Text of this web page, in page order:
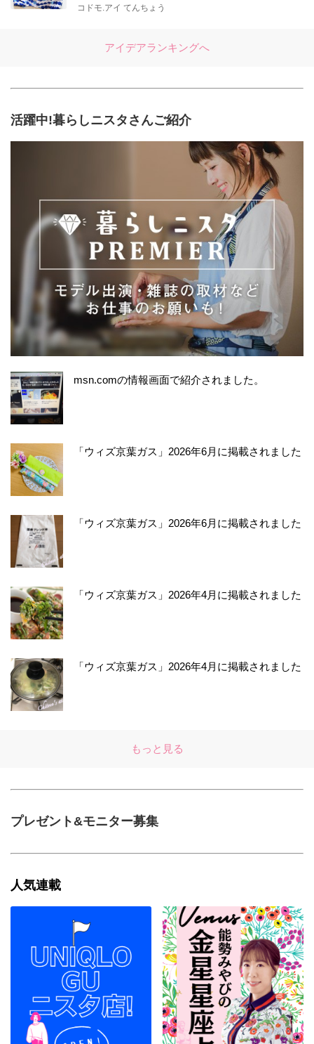
コドモ.アイ てんちょう
アイデアランキングへ
活躍中!暮らしニスタさんご紹介
msn.comの情報画面で紹介されました。
「ウィズ京葉ガス」2026年6月に掲載されました
「ウィズ京葉ガス」2026年6月に掲載されました
「ウィズ京葉ガス」2026年4月に掲載されました
「ウィズ京葉ガス」2026年4月に掲載されました
もっと見る
プレゼント&モニター募集
人気連載